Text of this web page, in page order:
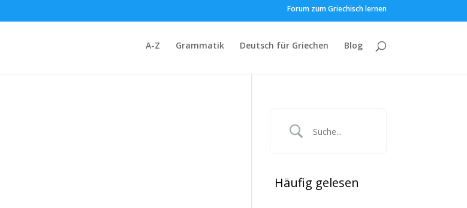
Forum zum Griechisch lernen
A-Z Grammatik Deutsch für Griechen Blog
Häufig gelesen